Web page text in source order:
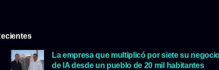
La empresa que multiplicó por siete su
de IA desde un pueblo de 20 mil habitantes